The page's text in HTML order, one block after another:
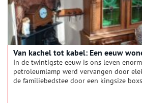
Van kachel tot kabel: Een eeuw
In de twintigste eeuw is ons leven
petroleumlamp werd vervangen door
de familiebedstee door een kingsize